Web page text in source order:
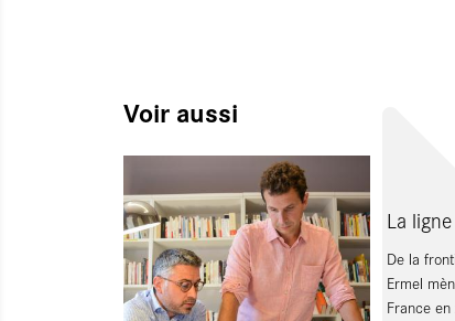
Voir aussi
La
De la
Ermel
France